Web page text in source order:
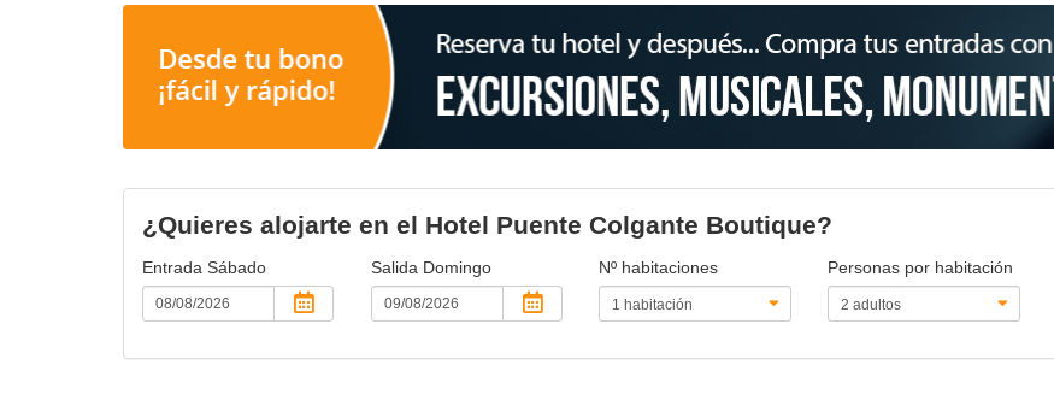
¿Quieres alojarte en el Hotel Puente Colgante Boutique?
Entrada Sábado Salida Domingo Nº habitaciones
Personas por habitación